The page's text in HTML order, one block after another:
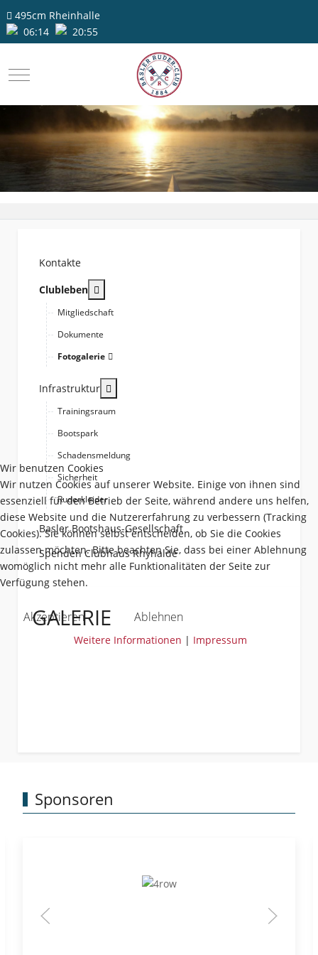
495cm Rheinhalle
06:14
20:55
Mobile Menu Toggle
Kontakte
Clubleben
Mitgliedschaft
Dokumente
Fotogalerie
Infrastruktur
Trainingsraum
Bootspark
Schadensmeldung
Sicherheit
Ruderkleider
Basler Bootshaus-Gesellschaft
Spenden Clubhaus Rhyhalde
GALERIE
Sponsoren
Wir benutzen Cookies
Wir nutzen Cookies auf unserer Website. Einige von ihnen sind
essenziell für den Betrieb der Seite, während andere uns helfen,
diese Website und die Nutzererfahrung zu verbessern (Tracking
Cookies). Sie können selbst entscheiden, ob Sie die Cookies
zulassen möchten. Bitte beachten Sie, dass bei einer Ablehnung
womöglich nicht mehr alle Funktionalitäten der Seite zur
Verfügung stehen.
Akzeptieren Ablehnen
Weitere Informationen | Impressum